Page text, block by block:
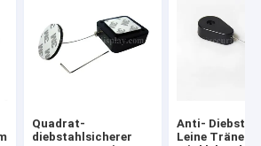
Quadrat-
diebstahlsicherer
Anti-
Leine Träne